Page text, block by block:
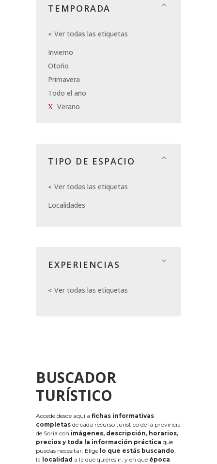
TEMPORADA
Ver todas las etiquetas
Invierno
Otoño
Primavera
Todo el año
Verano
TIPO DE ESPACIO
Ver todas las etiquetas
Localidades
EXPERIENCIAS
Ver todas las etiquetas
BUSCADOR
TURÍSTICO
Accede desde aquí a fichas informativas
completas de cada recurso turístico de la provincia
de Soria con imágenes, descripción, horarios,
precios y toda la información práctica que
puedas necesitar. Elige lo que estás buscando,
la localidad a la que quieres ir, y en qué época